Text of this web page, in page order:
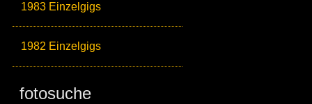
1983 Einzelgigs
1982 Einzelgigs
fotosuche